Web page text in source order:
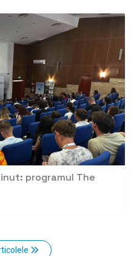
programul The